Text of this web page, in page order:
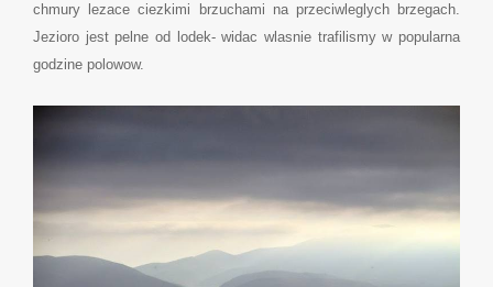
chmury lezace ciezkimi brzuchami na przeciwleglych brzegach.
Jezioro jest pelne od lodek- widac wlasnie trafilismy w popularna
godzine polowow.